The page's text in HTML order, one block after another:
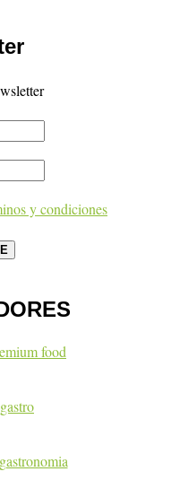
y condiciones